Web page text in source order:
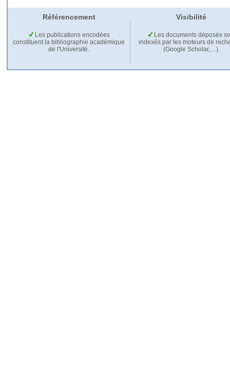
Référencement Visibilité
Les publications encodées
constituent la bibliographie académique
de l'Université.
Les documents déposés
indexés par les moteurs de
(Google Scholar,…).